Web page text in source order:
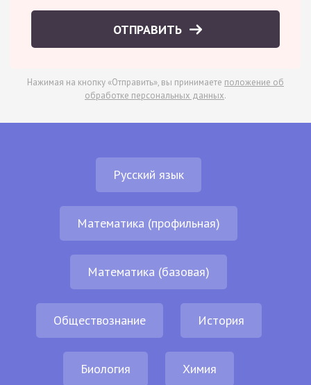
ОТПРАВИТЬ
Нажимая на кнопку «Отправить», вы принимаете положение об
обработке персональных данных.
Русский язык
Математика (профильная)
Математика (базовая)
Обществознание История
Биология Химия